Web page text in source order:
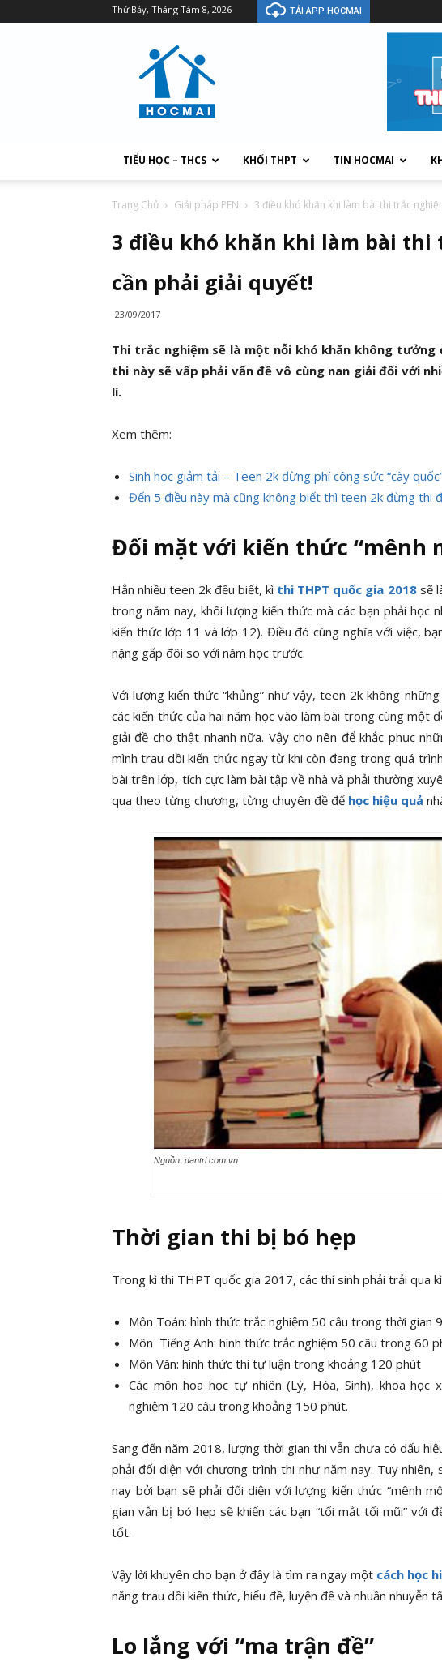
Thứ Bảy, Tháng Tám 8, 2026 TẢI APP HOCMAI
TIỂU HỌC – THCS KHỐI THPT TIN HOCMAI
Trang Chủ Giải pháp PEN 3 điều khó khăn khi làm bài thi trắc
3 điều khó khăn khi làm bài thi
cần phải giải quyết!
23/09/2017
Thi trắc nghiệm sẽ là một nỗi khó khăn không
thi này sẽ vấp phải vấn đề vô cùng nan giải đối với
lí.
Xem thêm:
Sinh học giảm tải – Teen 2k đừng phí công sức “cày
Đến 5 điều này mà cũng không biết thì teen 2k đừng thi
Đối mặt với kiến thức “mênh
Hẳn nhiều teen 2k đều biết, kì thi THPT quốc gia 2018sẽ
trong năm nay, khối lượng kiến thức mà các bạn phải học
kiến thức lớp 11 và lớp 12). Điều đó cùng nghĩa với việc,
nặng gấp đôi so với năm học trước.
Với lượng kiến thức “khủng” như vậy, teen 2k không
các kiến thức của hai năm học vào làm bài trong cùng một
giải đề cho thật nhanh nữa. Vậy cho nên để khắc phục
mình trau dồi kiến thức ngay từ khi còn đang trong quá
bài trên lớp, tích cực làm bài tập về nhà và phải thường
qua theo từng chương, từng chuyên đề để học hiệu quả
Nguồn: dantri.com.vn
Thời gian thi bị bó hẹp
Trong kì thi THPT quốc gia 2017, các thí sinh phải trải qua
Môn Toán: hình thức trắc nghiệm 50 câu trong thời gian
Môn Tiếng Anh: hình thức trắc nghiệm 50 câu trong 60
Môn Văn: hình thức thi tự luận trong khoảng 120 phút
Các môn hoa học tự nhiên (Lý, Hóa, Sinh), khoa
nghiệm 120 câu trong khoảng 150 phút.
Sang đến năm 2018, lượng thời gian thi vẫn chưa có dấu
phải đối diện với chương trình thi như năm nay. Tuy nhiên,
nay bởi bạn sẽ phải đối diện với lượng kiến thức “mênh
gian vẫn bị bó hẹp sẽ khiến các bạn “tối mắt tối mũi” với
tốt.
Vậy lời khuyên cho bạn ở đây là tìm ra ngay một cách học
năng trau dồi kiến thức, hiểu đề, luyện đề và nhuần nhuyễn
Lo lắng với “ma trận đề”